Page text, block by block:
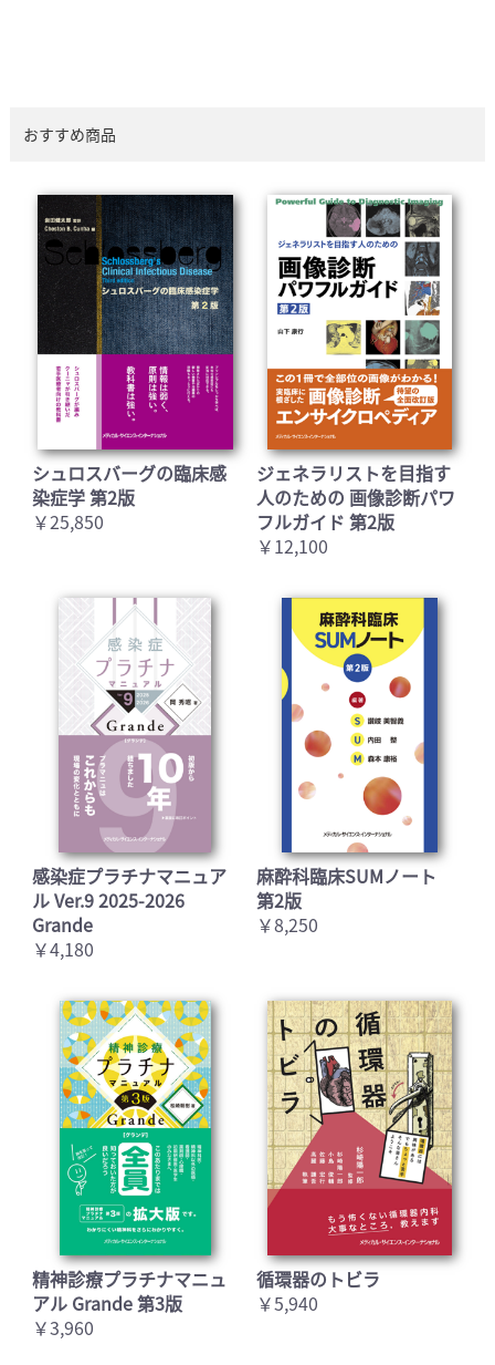
おすすめ商品
シュロスバーグの臨床感
染症学 第2版
￥25,850
ジェネラリストを目指す
人のための 画像診断パワ
フルガイド 第2版
￥12,100
感染症プラチナマニュア
ル Ver.9 2025-2026
Grande
￥4,180
麻酔科臨床SUMノート
第2版
￥8,250
精神診療プラチナマニュ
アル Grande 第3版
￥3,960
循環器のトビラ
￥5,940